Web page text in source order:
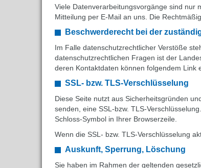
Viele Datenverarbeitungsvorgänge sind nur
Mitteilung per E-Mail an uns. Die
Beschwerderecht bei der
Im Falle datenschutzrechtlicher Verstöße
datenschutzrechtlichen Fragen ist der
deren Kontaktdaten können folgendem Link
SSL- bzw. TLS-Verschlüsselung
Diese Seite nutzt aus Sicherheitsgründen
senden, eine SSL-bzw. TLS-
Schloss-Symbol in Ihrer Browserzeile.
Wenn die SSL- bzw. TLS-Verschlüsselung
Auskunft, Sperrung, Löschung
Sie haben im Rahmen der geltenden